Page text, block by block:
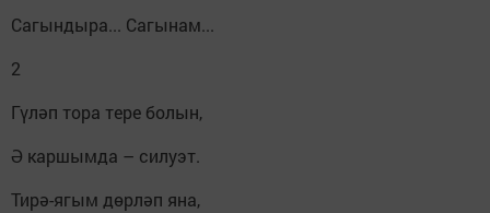
Сагындыра... Сагынам...
2
Гүләп тора тере болын,
Ә каршымда – силуэт.
Тирә-ягым дөрләп яна,